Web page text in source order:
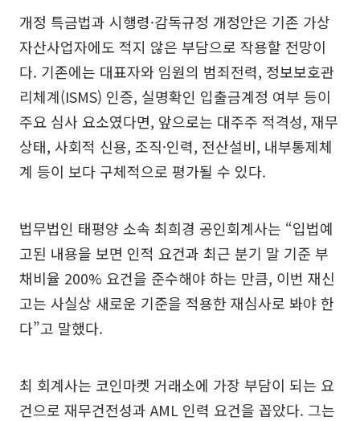
개정 특금법과 시행령·감독규정 개정안은 기존 가상
자산사업자에도 적지 않은 부담으로 작용할 전망이
다. 기존에는 대표자와 임원의 범죄전력, 정보보호관
리체계(ISMS) 인증, 실명확인 입출금계정 여부 등이
주요 심사 요소였다면, 앞으로는 대주주 적격성, 재무
상태, 사회적 신용, 조직·인력, 전산설비, 내부통제체
계 등이 보다 구체적으로 평가될 수 있다.
법무법인 태평양 소속 최희경 공인회계사는 “입법예
고된 내용을 보면 인적 요건과 최근 분기 말 기준 부
채비율 200% 요건을 준수해야 하는 만큼, 이번 재신
고는 사실상 새로운 기준을 적용한 재심사로 봐야 한
다”고 말했다.
최 회계사는 코인마켓 거래소에 가장 부담이 되는 요
건으로 재무건전성과 AML 인력 요건을 꼽았다. 그는